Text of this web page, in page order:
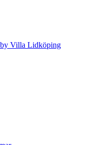
by Villa Lidköping